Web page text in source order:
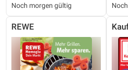
Noch morgen gültig
REWE